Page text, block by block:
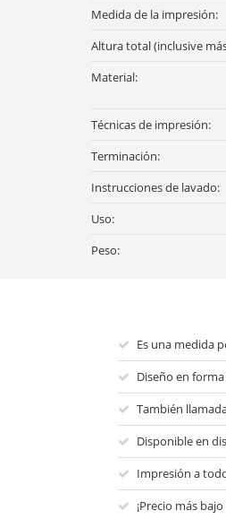
Medida de la impresión:
Altura total (inclusive
Material:
Técnicas de impresión:
Terminación:
Instrucciones de lavado:
Uso:
Peso:
Es una medida
Diseño en
También
Disponible en
Impresión a
¡Precio más